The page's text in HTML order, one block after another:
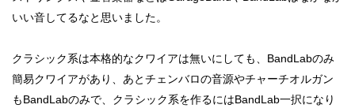
いい音してるなと思いました。
クラシック系は本格的なクワイアは無いにしても、BandLabのみ
簡易クワイアがあり、あとチェンバロの音源やチャーチオルガン
もBandLabのみで、クラシック系を作るにはBandLab一択になり